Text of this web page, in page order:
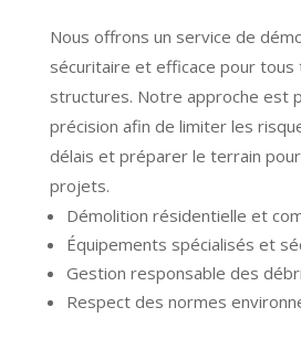
Nous offrons un service de
sécuritaire et efficace pour tous
structures. Notre approche est
précision afin de limiter les
délais et préparer le terrain
projets.
Démolition résidentielle et
Équipements spécialisés et
Gestion responsable des
Respect des normes